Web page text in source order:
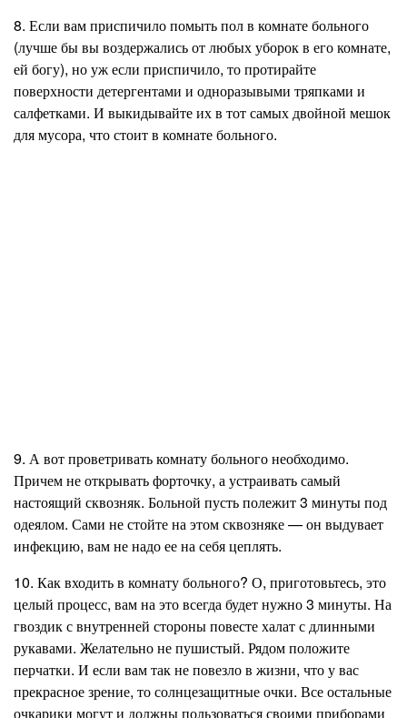
8. Если вам приспичило помыть пол в комнате больного
(лучше бы вы воздержались от любых уборок в его комнате,
ей богу), но уж если приспичило, то протирайте
поверхности детергентами и одноразывыми тряпками и
салфетками. И выкидывайте их в тот самых двойной мешок
для мусора, что стоит в комнате больного.
9. А вот проветривать комнату больного необходимо.
Причем не открывать форточку, а устраивать самый
настоящий сквозняк. Больной пусть полежит 3 минуты под
одеялом. Сами не стойте на этом сквозняке — он выдувает
инфекцию, вам не надо ее на себя цеплять.
10. Как входить в комнату больного? О, приготовьтесь, это
целый процесс, вам на это всегда будет нужно 3 минуты. На
гвоздик с внутренней стороны повесте халат с длинными
рукавами. Желательно не пушистый. Рядом положите
перчатки. И если вам так не повезло в жизни, что у вас
прекрасное зрение, то солнцезащитные очки. Все остальные
очкарики могут и должны пользоваться своими приборами